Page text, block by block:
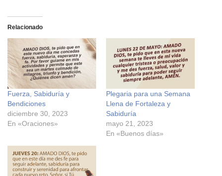
i
c
p
a
a
c
o
m
p
a
r
t
i
r
e
n
F
e
b
o
o
k
a
a
c
o
m
p
a
r
t
e
n
X
e
a
b
r
e
Relacionado
Fuerza, Sabiduría y
Bendiciones
diciembre 30, 2023
En «Oraciones»
Plegaria para una Semana
Llena de Fortaleza y
Sabiduría
mayo 21, 2023
En «Buenos días»